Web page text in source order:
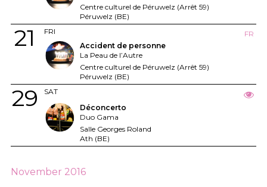
Centre culturel de Péruwelz (Arrêt 59)
Péruwelz (BE)
FRI
21
FR
Accident de personne
La Peau de l’Autre
Centre culturel de Péruwelz (Arrêt 59)
Péruwelz (BE)
SAT
29
Déconcerto
Duo Gama
Salle Georges Roland
Ath (BE)
November 2016